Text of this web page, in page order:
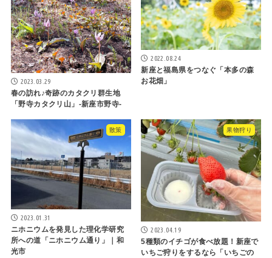
2023.03.29
春の訪れ♪奇跡のカタクリ群生地
「野寺カタクリ山」-新座市野寺-
2022.08.24
新座と福島県をつなぐ「本多の森
お花畑」
散策
2023.01.31
ニホニウムを発見した理化学研究
所への道「ニホニウム通り」｜和
光市
果物狩り
2023.04.19
5種類のイチゴが食べ放題！新座で
いちご狩りをするなら「いちごの